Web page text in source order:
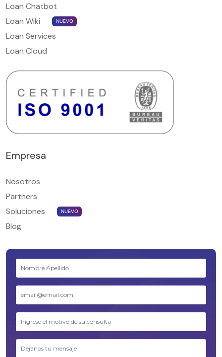
Loan Chatbot
Loan Wiki
NUEVO
Loan Services
Loan Cloud
Empresa
Nosotros
Partners
Soluciones
NUEVO
Blog